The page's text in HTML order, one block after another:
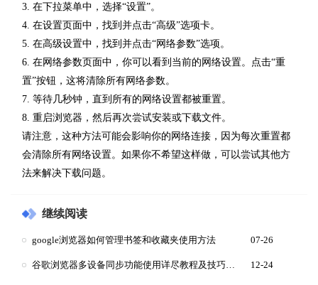
3. 在下拉菜单中，选择“设置”。
4. 在设置页面中，找到并点击“高级”选项卡。
5. 在高级设置中，找到并点击“网络参数”选项。
6. 在网络参数页面中，你可以看到当前的网络设置。点击“重
置”按钮，这将清除所有网络参数。
7. 等待几秒钟，直到所有的网络设置都被重置。
8. 重启浏览器，然后再次尝试安装或下载文件。
请注意，这种方法可能会影响你的网络连接，因为每次重置都
会清除所有网络设置。如果你不希望这样做，可以尝试其他方
法来解决下载问题。
继续阅读
google浏览器如何管理书签和收藏夹使用方法 07-26
12-24